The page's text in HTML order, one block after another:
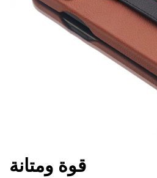
قوة ومتانة